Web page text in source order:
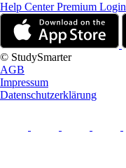
Help CenterPremium Login
© StudySmarter
AGB
Impressum
Datenschutzerklärung